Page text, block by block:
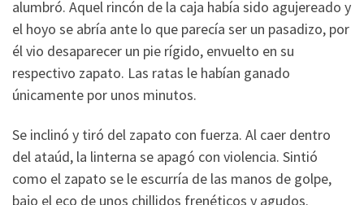
alumbró. Aquel rincón de la caja había sido agujereado y
el hoyo se abría ante lo que parecía ser un pasadizo, por
él vio desaparecer un pie rígido, envuelto en su
respectivo zapato. Las ratas le habían ganado
únicamente por unos minutos.
Se inclinó y tiró del zapato con fuerza. Al caer dentro
del ataúd, la linterna se apagó con violencia. Sintió
como el zapato se le escurría de las manos de golpe,
bajo el eco de unos chillidos frenéticos y agudos.